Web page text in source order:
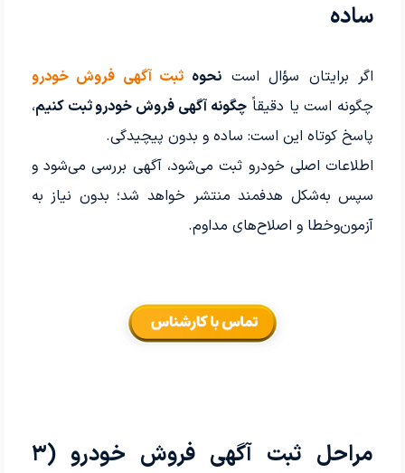
ساده
اگر برایتان سؤال است نحوه ثبت آگهی فروش خودرو
چگونه است یا دقیقاًچگونه آگهی فروش خودرو ثبت کنیم،
پاسخ کوتاه این است: ساده و بدون پیچیدگی.
اطلاعات اصلی خودرو ثبت می‌شود، آگهی بررسی می‌شود و
سپس به‌شکل هدفمند منتشر خواهد شد؛ بدون نیاز به
آزمون‌وخطا و اصلاح‌های مداوم.
مراحل ثبت آگهی فروش خودرو (۳